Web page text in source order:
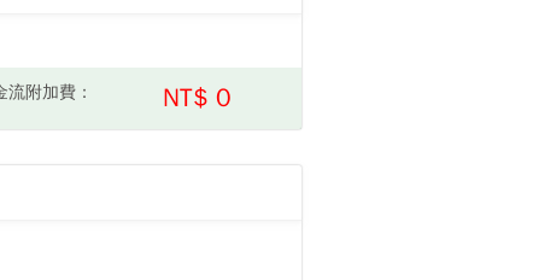
流附加費： NT$ 0